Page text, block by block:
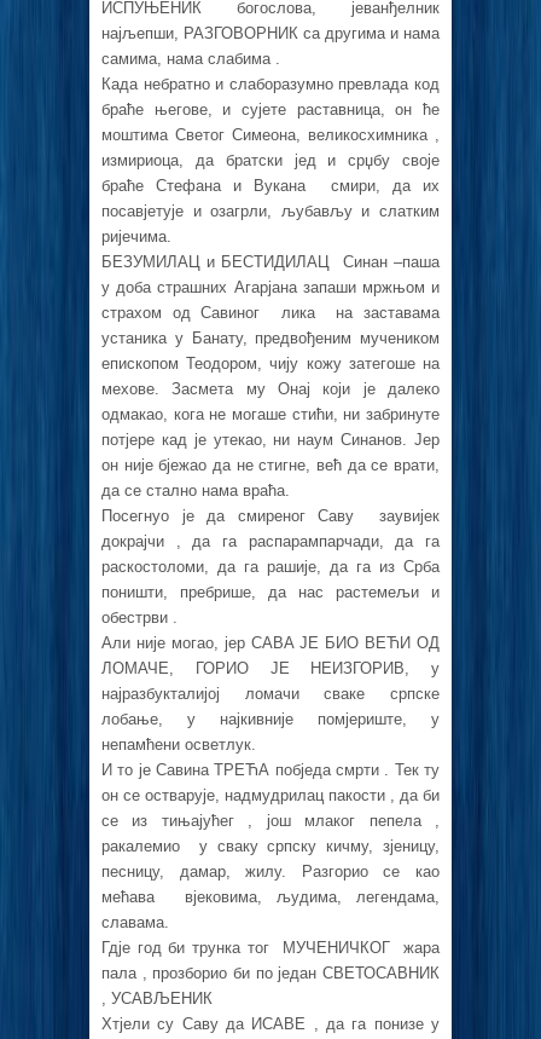
ИСПУЊЕНИК богослова, јеванђелник
најљепши, РАЗГОВОРНИК са другима и нама
самима, нама слабима .
Када небратно и слаборазумно превлада код
браће његове, и сујете раставница, он ће
моштима Светог Симеона, великосхимника ,
измириоца, да братски јед и срџбу своје
браће Стефана и Вукана смири, да их
посавјетује и озагрли, љубављу и слатким
ријечима.
БЕЗУМИЛАЦ и БЕСТИДИЛАЦ Синан –паша
у доба страшних Агарјана запаши мржњом и
страхом од Савиног лика на заставама
устаника у Банату, предвођеним мучеником
епископом Теодором, чију кожу затегоше на
мехове. Засмета му Онај који је далеко
одмакао, кога не могаше стићи, ни забринуте
потјере кад је утекао, ни наум Синанов. Јер
он није бјежао да не стигне, већ да се врати,
да се стално нама враћа.
Посегнуо је да смиреног Саву заувијек
докрајчи , да га распарампарчади, да га
раскостоломи, да га рашије, да га из Срба
поништи, пребрише, да нас растемељи и
обестрви .
Али није могао, јер САВА ЈЕ БИО ВЕЋИ ОД
ЛОМАЧЕ, ГОРИО ЈЕ НЕИЗГОРИВ, у
најразбукталијој ломачи сваке српске
лобање, у најкивније помјериште, у
непамћени осветлук.
И то је Савина ТРЕЋА побједа смрти . Тек ту
он се остварује, надмудрилац пакости , да би
се из тињајућег , још млаког пепела ,
ракалемио у сваку српску кичму, зјеницу,
песницу, дамар, жилу. Разгорио се као
мећава вјековима, људима, легендама,
славама.
Гдје год би трунка тог МУЧЕНИЧКОГ жара
пала , прозборио би по један СВЕТОСАВНИК
, УСАВЉЕНИК
Хтјели су Саву да ИСАВЕ , да га понизе у